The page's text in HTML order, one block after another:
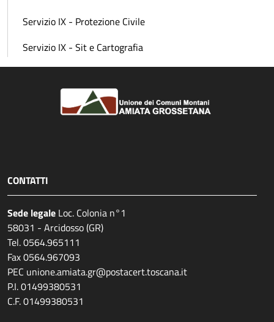
Servizio IX - Protezione Civile
Servizio IX - Sit e Cartografia
CONTATTI
Sede legale Loc. Colonia n°1
58031 - Arcidosso (GR)
Tel. 0564.965111
Fax 0564.967093
PEC unione.amiata.gr@postacert.toscana.it
P.I. 01499380531
C.F. 01499380531